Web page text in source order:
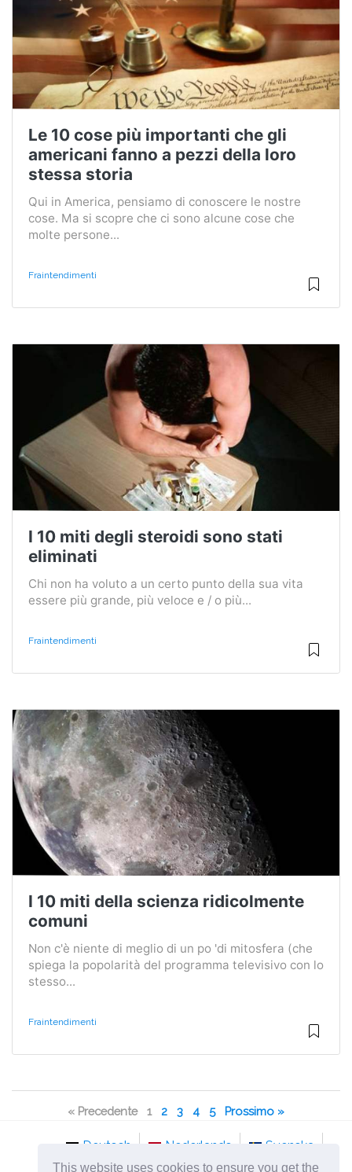
This website uses cookies to ensure you get the
Le 10 cose più importanti che gli
americani fanno a pezzi della loro
stessa storia
Qui in America, pensiamo di conoscere le nostre
cose. Ma si scopre che ci sono alcune cose che
molte persone...
Fraintendimenti
I 10 miti degli steroidi sono stati
eliminati
Chi non ha voluto a un certo punto della sua vita
essere più grande, più veloce e / o più...
Fraintendimenti
I 10 miti della scienza ridicolmente
comuni
Non c'è niente di meglio di un po 'di mitosfera (che
spiega la popolarità del programma televisivo con lo
stesso...
Fraintendimenti
« Precedente 1 2 3 4 5 Prossimo »
Deutsch Nederlands
Svenska